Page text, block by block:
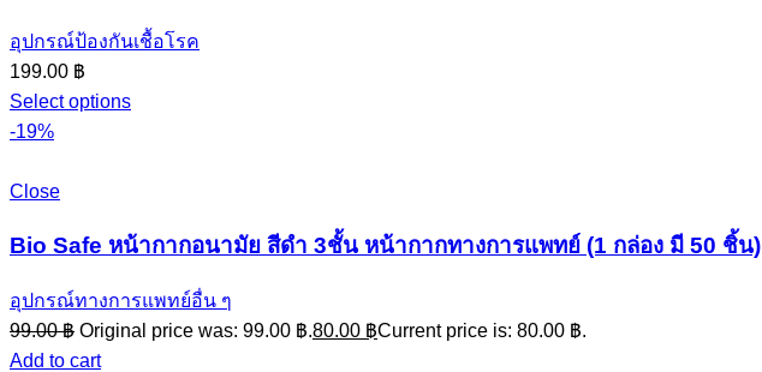
อุปกรณ์ป้องกันเชื้อโรค
199.00 ฿
Select options
-19%
Close
Bio Safe หน้ากากอนามัย สีดำ 3ชั้น หน้ากากทางการแพทย์ (1 กล่อง มี 50 ชิ้น)
อุปกรณ์ทางการแพทย์อื่น ๆ
99.00฿ Original price was: 99.00 ฿.80.00 ฿Current price is: 80.00 ฿.
Add to cart